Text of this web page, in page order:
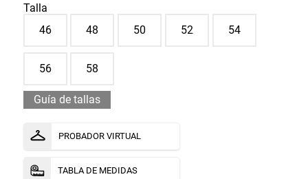
Talla
46
48 50 52 54
56 58
Guía de tallas
PROBADOR VIRTUAL
TABLA DE MEDIDAS